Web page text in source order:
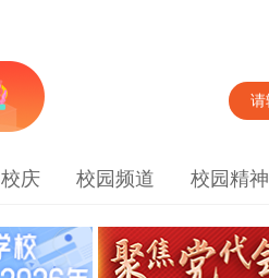
校庆 校园频道 校园精神